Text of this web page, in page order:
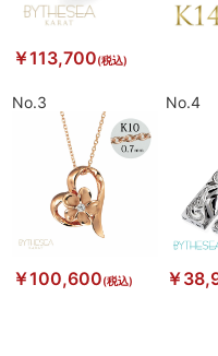
￥113,700(税込)
No.3
￥100,600(税込)
No.4
￥